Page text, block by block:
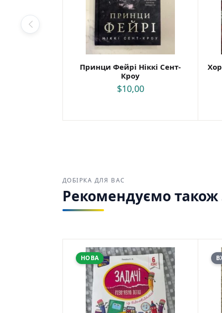
Принци Фейрі Ніккі Сент-
Кроу
$10,00
ДОБІРКА ДЛЯ ВАС
Рекомендуємо також
НОВА